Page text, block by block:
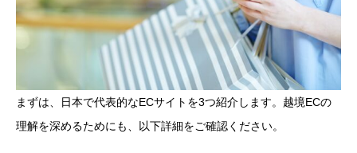
まずは、日本で代表的なECサイトを3つ紹介します。越境ECの
理解を深めるためにも、以下詳細をご確認ください。